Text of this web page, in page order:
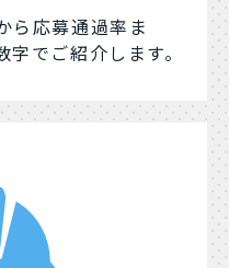
ら応募通過率ま
でご紹介します。